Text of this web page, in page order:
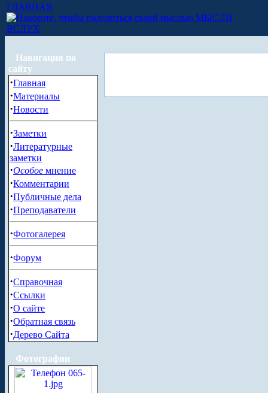
ГЛАВНАЯ
МЫСЛИ
ВСЛУХ
Навигация по
сайту
·Главная
·Материалы
·Новости
·Заметки
·Литературные
заметки
·Особое мнение
·Комментарии
·Публичные дела
·Преподаватели
·Фотогалерея
·Форум
·Справочная
·Ссылки
·О сайте
·Обратная связь
·Дерево Сайта
Фотографии